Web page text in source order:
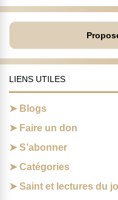
LIENS UTILES
Blogs
Faire un don
S’abonner
Catégories
Saint et lectures du